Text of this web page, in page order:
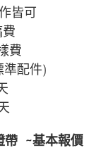
皆可
費
配件)
帶 ~基本報價